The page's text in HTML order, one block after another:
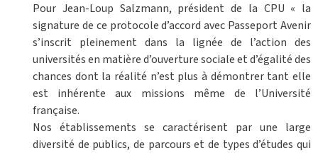
Pour Jean-Loup Salzmann, président de la CPU « la
signature de ce protocole d’accord avec Passeport Avenir
s’inscrit pleinement dans la lignée de l’action des
universités en matière d’ouverture sociale et d’égalité des
chances dont la réalité n’est plus à démontrer tant elle
est inhérente aux missions même de l’Université
française.
Nos établissements se caractérisent par une large
diversité de publics, de parcours et de types d’études qui